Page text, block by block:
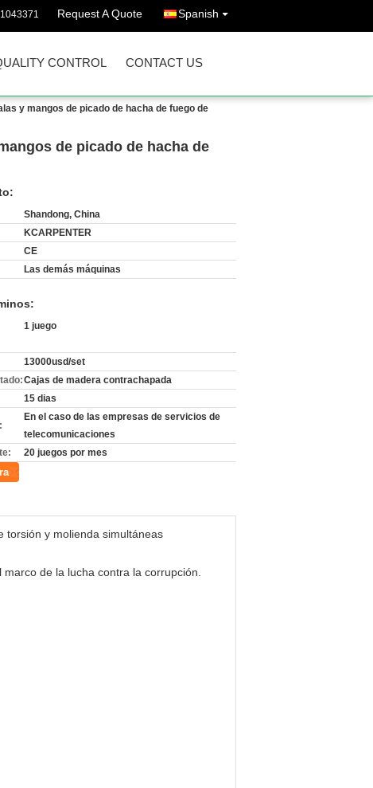
Request A Quote Spanish
CONTROL CONTACT US
y mangos de picado de hacha de fuego de
de picado de hacha de
Shandong, China
KCARPENTER
CE
Las demás máquinas
1 juego
13000usd/set
Cajas de madera contrachapada
15 dias
En el caso de las empresas de servicios de
telecomunicaciones
20 juegos por mes
torsión y molienda simultáneas
de la lucha contra la corrupción.